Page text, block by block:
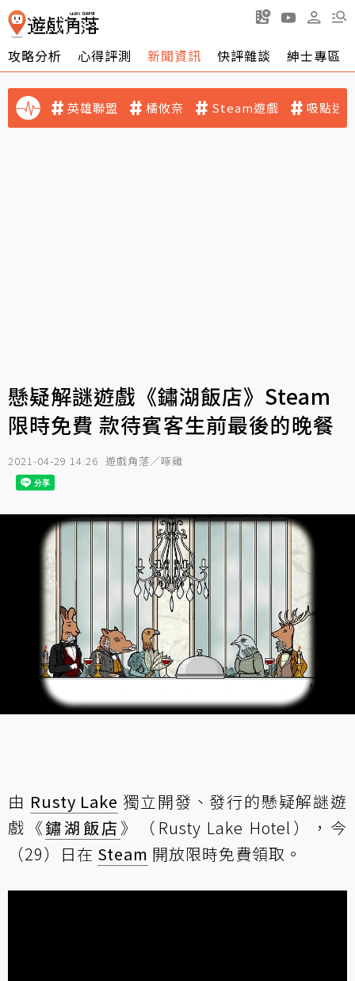
攻略分析 心得評測 新聞資訊 快評雜談 紳士專區
英雄聯盟 橘攸奈 Steam遊戲 吸點迷
懸疑解謎遊戲《鏽湖飯店》Steam
限時免費 款待賓客生前最後的晚餐
2021-04-29 14:26 遊戲角落／啄雞
由 Rusty Lake 獨立開發、發行的懸疑解謎遊
戲《鏽湖飯店 》（Rusty Lake Hotel），今
（29）日在 Steam 開放限時免費領取。